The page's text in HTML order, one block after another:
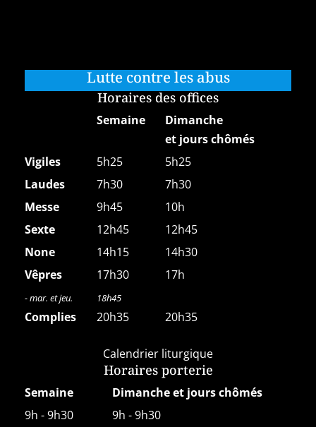
Lutte contre les abus
Horaires des offices
Semaine
Dimanche
et jours chômés
Vigiles
5h25
5h25
Laudes
7h30
7h30
Messe
9h45
10h
Sexte
12h45
12h45
None
14h15
14h30
Vêpres
17h30 17h
- mar. et jeu. 18h45
Complies 20h35 20h35
Calendrier liturgique
Horaires porterie
Semaine
Dimanche et jours chômés
9h - 9h30
9h - 9h30